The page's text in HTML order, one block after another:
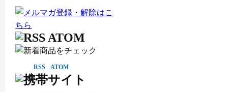
RSS ATOM